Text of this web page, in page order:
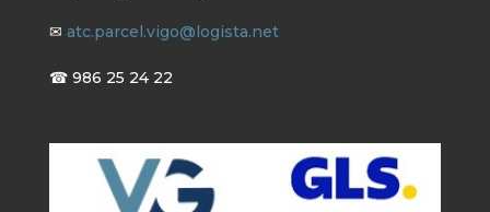
✉ atc.parcel.vigo@logista.net
☎ 986 25 24 22